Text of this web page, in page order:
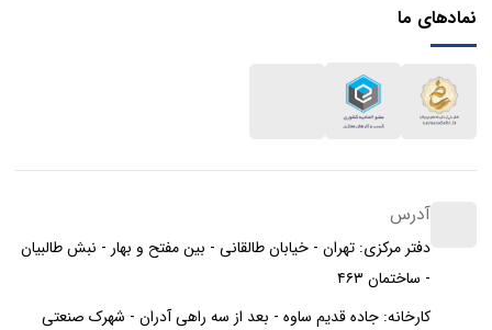
نمادهای ما
آدرس
دفتر مرکزی: تهران - خیابان طالقانی - بین مفتح و بهار - نبش طالبیان
- ساختمان ۴۶۳
کارخانه: جاده قدیم ساوه - بعد از سه راهی آدران - شهرک صنعتی